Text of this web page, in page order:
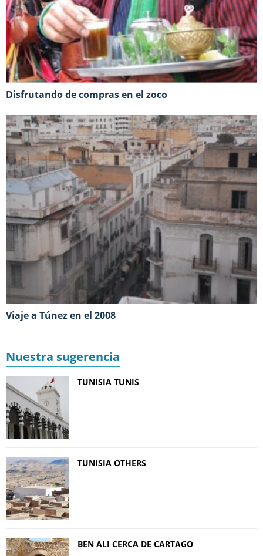
Disfrutando de compras en el zoco
Viaje a Túnez en el 2008
Nuestra sugerencia
TUNISIA TUNIS
TUNISIA OTHERS
BEN ALI CERCA DE CARTAGO